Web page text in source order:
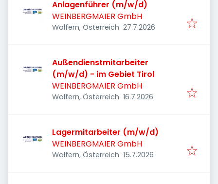
Anlagenführer (m/w/d)
WEINBERGMAIER GmbH
Wolfern, Österreich Veröffentlicht
27.7.2026
Außendienstmitarbeiter
(m/w/d) - im Gebiet Tirol
WEINBERGMAIER GmbH
Wolfern, Österreich Veröffentlicht
16.7.2026
Lagermitarbeiter (m/w/d)
WEINBERGMAIER GmbH
Wolfern, Österreich Veröffentlicht
15.7.2026